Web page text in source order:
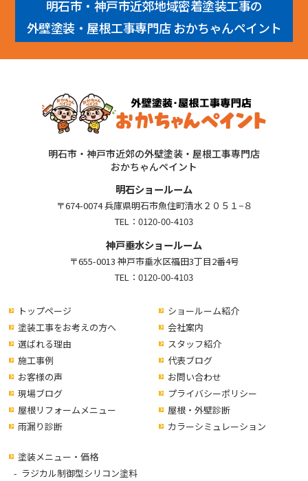
明石市・神戸市近郊地域密着塗装工事の
外壁塗装・屋根工事専門店 おかちゃんペイント
明石市・神戸市近郊の外壁塗装・屋根工事専門店
おかちゃんペイント
明石ショールーム
〒674-0074 兵庫県明石市魚住町清水２０５１−８
TEL： 0120-00-4103
神戸垂水ショールーム
〒655-0013 神戸市垂水区福田3丁目2番4号
TEL： 0120-00-4103
トップページ
塗装工事をお考えの方へ
選ばれる理由
ショールーム紹介
会社案内
スタッフ紹介
施工事例
お客様の声
現場ブログ
代表ブログ
お問い合わせ
プライバシーポリシー
屋根リフォームメニュー
雨漏り診断
屋根・外壁診断
カラーシミュレーション
塗装メニュー・価格
ラジカル制御型シリコン塗料